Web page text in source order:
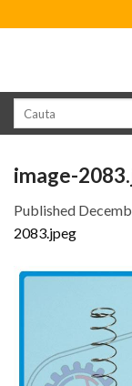
to
image-
Published
2083.jpeg